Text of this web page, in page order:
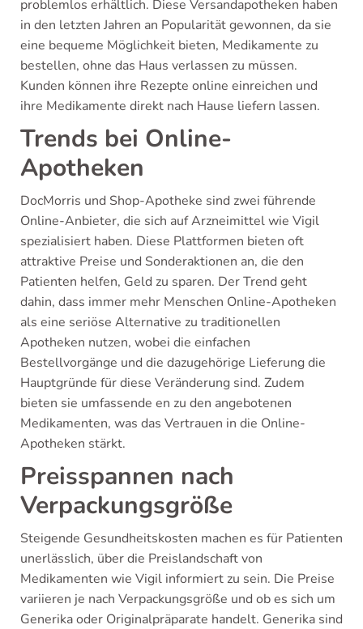
problemlos erhältlich. Diese Versandapotheken haben
in den letzten Jahren an Popularität gewonnen, da sie
eine bequeme Möglichkeit bieten, Medikamente zu
bestellen, ohne das Haus verlassen zu müssen.
Kunden können ihre Rezepte online einreichen und
ihre Medikamente direkt nach Hause liefern lassen.
Trends bei Online-
Apotheken
DocMorris und Shop-Apotheke sind zwei führende
Online-Anbieter, die sich auf Arzneimittel wie Vigil
spezialisiert haben. Diese Plattformen bieten oft
attraktive Preise und Sonderaktionen an, die den
Patienten helfen, Geld zu sparen. Der Trend geht
dahin, dass immer mehr Menschen Online-Apotheken
als eine seriöse Alternative zu traditionellen
Apotheken nutzen, wobei die einfachen
Bestellvorgänge und die dazugehörige Lieferung die
Hauptgründe für diese Veränderung sind. Zudem
bieten sie umfassende en zu den angebotenen
Medikamenten, was das Vertrauen in die Online-
Apotheken stärkt.
Preisspannen nach
Verpackungsgröße
Steigende Gesundheitskosten machen es für Patienten
unerlässlich, über die Preislandschaft von
Medikamenten wie Vigil informiert zu sein. Die Preise
variieren je nach Verpackungsgröße und ob es sich um
Generika oder Originalpräparate handelt. Generika sind